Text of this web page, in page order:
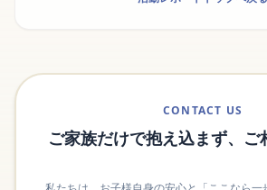
CONTACT US
ご家族だけで抱え込まず、ご